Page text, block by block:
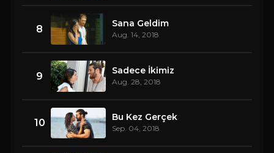
8 Sana Geldim
Aug. 14, 2018
9 Sadece İkimiz
Aug. 28, 2018
10 Bu Kez Gerçek
Sep. 04, 2018